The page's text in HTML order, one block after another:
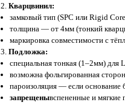
Кварцвинил:
замковый тип (SPC или Rigid
толщина — от 4мм (тонкий
маркировка совместимости с
Подложка:
специальная тонкая (1–2мм) для
возможна фольгированная
пароизоляция — если
запрещенывспененные и